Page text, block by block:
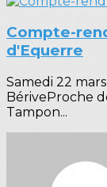
Compte-
d'Equerre
Samedi 22
BériveProche
Tampon...